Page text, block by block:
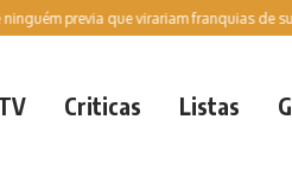
que virariam franquias de sucesso
Criticas Listas